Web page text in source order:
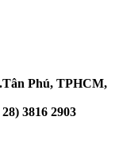
Phú, TPHCM,
3816 2903